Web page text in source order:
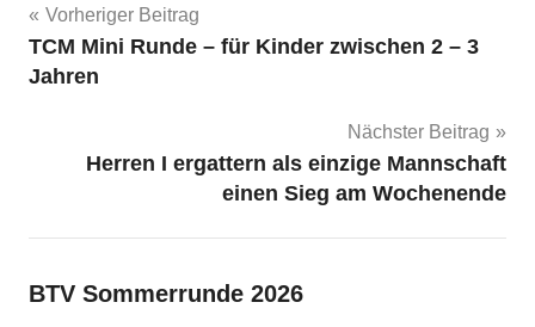
Beitragsnavigation
Vorheriger Beitrag
TCM Mini Runde – für Kinder zwischen 2 – 3
Jahren
Nächster Beitrag
Herren I ergattern als einzige Mannschaft
einen Sieg am Wochenende
BTV Sommerrunde 2026